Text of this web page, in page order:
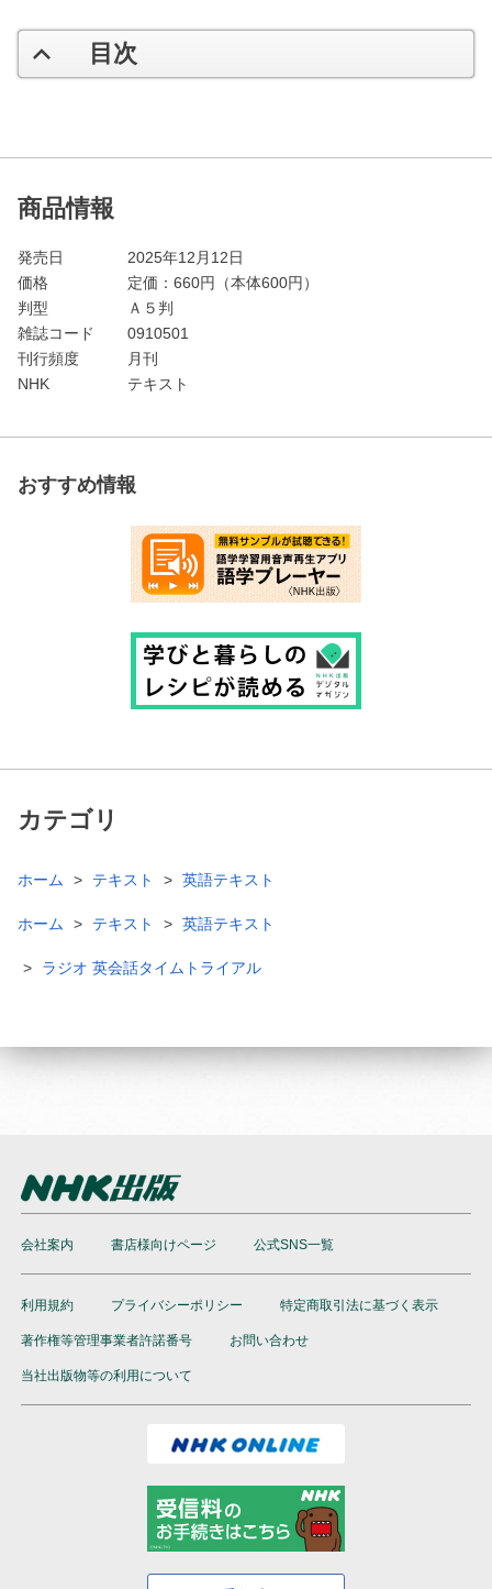
目次
商品情報
発売日
2025年12月12日
価格
定価： 660円（本体600円）
判型
Ａ５判
雑誌コード
0910501
刊行頻度
月刊
NHK
テキスト
おすすめ情報
カテゴリ
ホーム テキスト 英語テキスト
ホーム テキスト 英語テキスト
ラジオ 英会話タイムトライアル
会社案内 書店様向けページ 公式SNS一覧
利用規約 プライバシーポリシー 特定商取引法に基づく表示
著作権等管理事業者許諾番号 お問い合わせ
当社出版物等の利用について